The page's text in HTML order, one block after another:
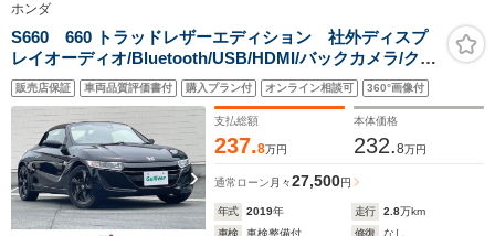
ホンダ
S660 660 トラッドレザーエディション 社外ディスプ
レイオーディオ/Bluetooth/USB/HDMI/バックカメラ/クル
ーズコントロール/ステアリングスイッチ/ETC/フロアマッ
ト/プッシュスタート/保証書/扱説明書/Ledヘッドライト
販売店保証 車両品質評価書付 購入プラン付 オンライン相談可 360°画像付
支払総額
237.8万円
本体価格
232.8万円
通常ローン 月々27,500円
年式 2019年 走行 2.8万km